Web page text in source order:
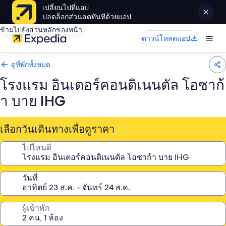
เปลี่ยนไปที่แอป
ปลดล็อกส่วนลดทันทีด้วยแอป
ข้ามไปยังส่วนหลักของหน้า
ดาวน์โหลดแอป
ดูที่พักทั้งหมด
โรงแรม อินเตอร์คอนติเนนตัล โอซาก้
า บาย IHG
เลือกวันเดินทางเพื่อดูราคา
ไปไหนดี
วันที่
ผู้เข้าพัก